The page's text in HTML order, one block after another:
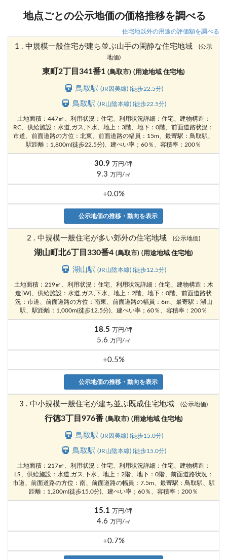
地点ごとの公示地価の価格推移を調べる
住宅地以外の用途の評価額を調べる
1 . 中規模一般住宅が建ち並ぶ山手の閑静な住宅地域
(公示
地価)
東町2丁目341番1 (鳥取市) (用途地域 住宅地)
鳥取駅(JR因美線) (徒歩22.5分)
鳥取駅(JR山陰本線) (徒歩22.5分)
土地面積：447㎡、利用状況：住宅、利用状況詳細：住宅、建物構造：
RC、供給施設：水道,ガス,下水、地上：3階、地下：0階、前面道路状況：
市道、前面道路の方位：北東、前面道路の幅員：15m、最寄駅：鳥取駅、
駅距離：1,800m(徒歩22.5分)、建ぺい率；60％、容積率：200％
30.9 万円/坪
9.3 万円/㎡
+0.0%
公示地価の推移・動向を表示
2 . 中規模一般住宅が多い郊外の住宅地域 (公示地価)
湖山町北6丁目330番4 (鳥取市) (用途地域 住宅地)
湖山駅(JR山陰本線) (徒歩12.5分)
土地面積：219㎡、利用状況：住宅、利用状況詳細：住宅、建物構造：木
造[W]、供給施設：水道,ガス,下水、地上：2階、地下：0階、前面道路状
況：市道、前面道路の方位：南東、前面道路の幅員：6m、最寄駅：湖山
駅、駅距離：1,000m(徒歩12.5分)、建ぺい率；60％、容積率：200％
18.5 万円/坪
5.6 万円/㎡
+0.5%
公示地価の推移・動向を表示
3 . 中小規模一般住宅が建ち並ぶ既成住宅地域 (公示地価)
行徳3丁目976番 (鳥取市) (用途地域 住宅地)
鳥取駅(JR因美線) (徒歩15.0分)
鳥取駅(JR山陰本線) (徒歩15.0分)
土地面積：217㎡、利用状況：住宅、利用状況詳細：住宅、建物構造：
LS、供給施設：水道,ガス,下水、地上：2階、地下：0階、前面道路状況：
市道、前面道路の方位：南、前面道路の幅員：7.5m、最寄駅：鳥取駅、駅
距離：1,200m(徒歩15.0分)、建ぺい率；60％、容積率：200％
15.1 万円/坪
4.6 万円/㎡
+0.7%